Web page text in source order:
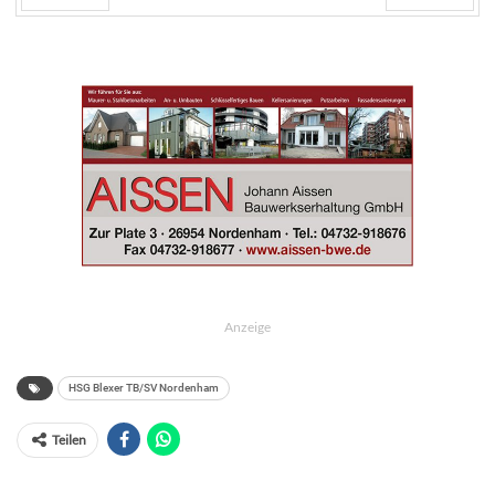
Anzeige
HSG Blexer TB/SV Nordenham
Teilen